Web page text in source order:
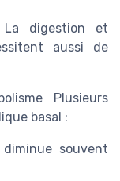
digestion et
aussi de
Plusieurs
basal :
souvent